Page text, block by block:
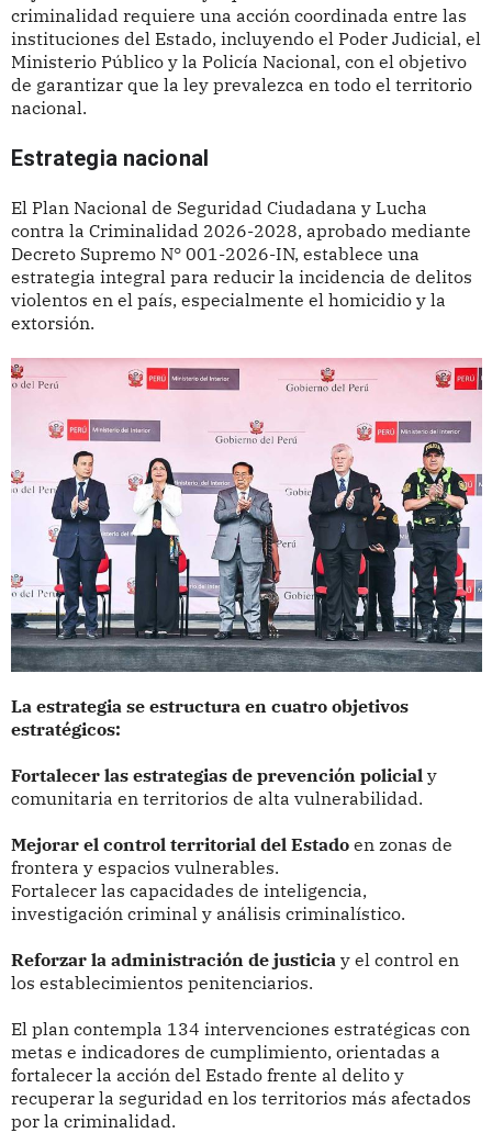
criminalidad requiere una acción coordinada entre las
instituciones del Estado, incluyendo el Poder Judicial, el
Ministerio Público y la Policía Nacional, con el objetivo
de garantizar que la ley prevalezca en todo el territorio
nacional.
Estrategia nacional
El Plan Nacional de Seguridad Ciudadana y Lucha
contra la Criminalidad 2026-2028, aprobado mediante
Decreto Supremo N° 001-2026-IN, establece una
estrategia integral para reducir la incidencia de delitos
violentos en el país, especialmente el homicidio y la
extorsión.
La estrategia se estructura en cuatro objetivos
estratégicos:
Fortalecer las estrategias de prevención policial y
comunitaria en territorios de alta vulnerabilidad.
Mejorar el control territorial del Estadoen zonas de
frontera y espacios vulnerables.
Fortalecer las capacidades de inteligencia,
investigación criminal y análisis criminalístico.
Reforzar la administración de justicia y el control en
los establecimientos penitenciarios.
El plan contempla 134 intervenciones estratégicas con
metas e indicadores de cumplimiento, orientadas a
fortalecer la acción del Estado frente al delito y
recuperar la seguridad en los territorios más afectados
por la criminalidad.